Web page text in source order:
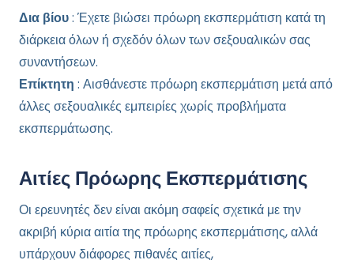
Δια βίου: Έχετε βιώσει πρόωρη εκσπερμάτιση κατά τη
διάρκεια όλων ή σχεδόν όλων των σεξουαλικών σας
συναντήσεων.
Επίκτητη : Αισθάνεστε πρόωρη εκσπερμάτιση μετά από
άλλες σεξουαλικές εμπειρίες χωρίς προβλήματα
εκσπερμάτωσης.
Αιτίες Πρόωρης Εκσπερμάτισης
Οι ερευνητές δεν είναι ακόμη σαφείς σχετικά με την
ακριβή κύρια αιτία της πρόωρης εκσπερμάτισης, αλλά
υπάρχουν διάφορες πιθανές αιτίες,